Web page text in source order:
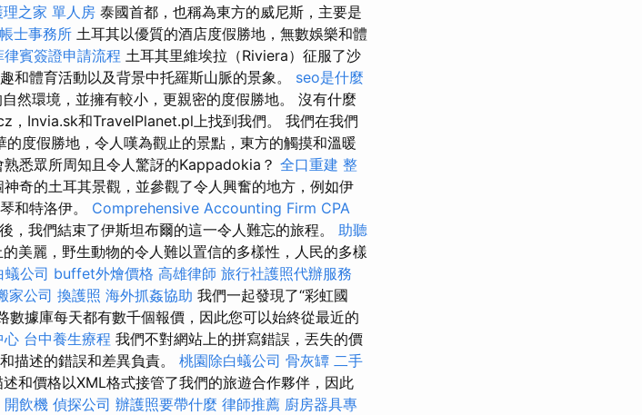
理之家 單人房 泰國首都，也稱為東方的威尼斯，主要是
士事務所 土耳其以優質的酒店度假勝地，無數娛樂和體
律賓簽證申請流程 土耳其里維埃拉（Riviera）征服了沙
和體育活動以及背景中托羅斯山脈的景象。 seo是什麼
然環境，並擁有較小，更親密的度假勝地。 沒有什麼
，Invia.sk和TravelPlanet.pl上找到我們。 我們在我們
度假勝地，令人嘆為觀止的景點，東方的觸摸和溫暖
熟悉眾所周知且令人驚訝的Kappadokia？ 全口重建 整
奇的土耳其景觀，並參觀了令人興奮的地方，例如伊
和特洛伊。 Comprehensive Accounting Firm CPA
，我們結束了伊斯坦布爾的這一令人難忘的旅程。 助聽
美麗，野生動物的令人難以置信的多樣性，人民的多樣
蟻公司 buffet外燴價格 高雄律師 旅行社護照代辦服務
家公司 換護照 海外抓姦協助 我們一起發現了“彩虹國
數據庫每天都有數千個報價，因此您可以始終從最近的
心 台中養生療程 我們不對網站上的拼寫錯誤，丟失的價
描述的錯誤和差異負責。 桃園除白蟻公司 骨灰罈 二手
和價格以XML格式接管了我們的旅遊合作夥伴，因此
開飲機 偵探公司 辦護照要帶什麼 律師推薦 廚房器具專